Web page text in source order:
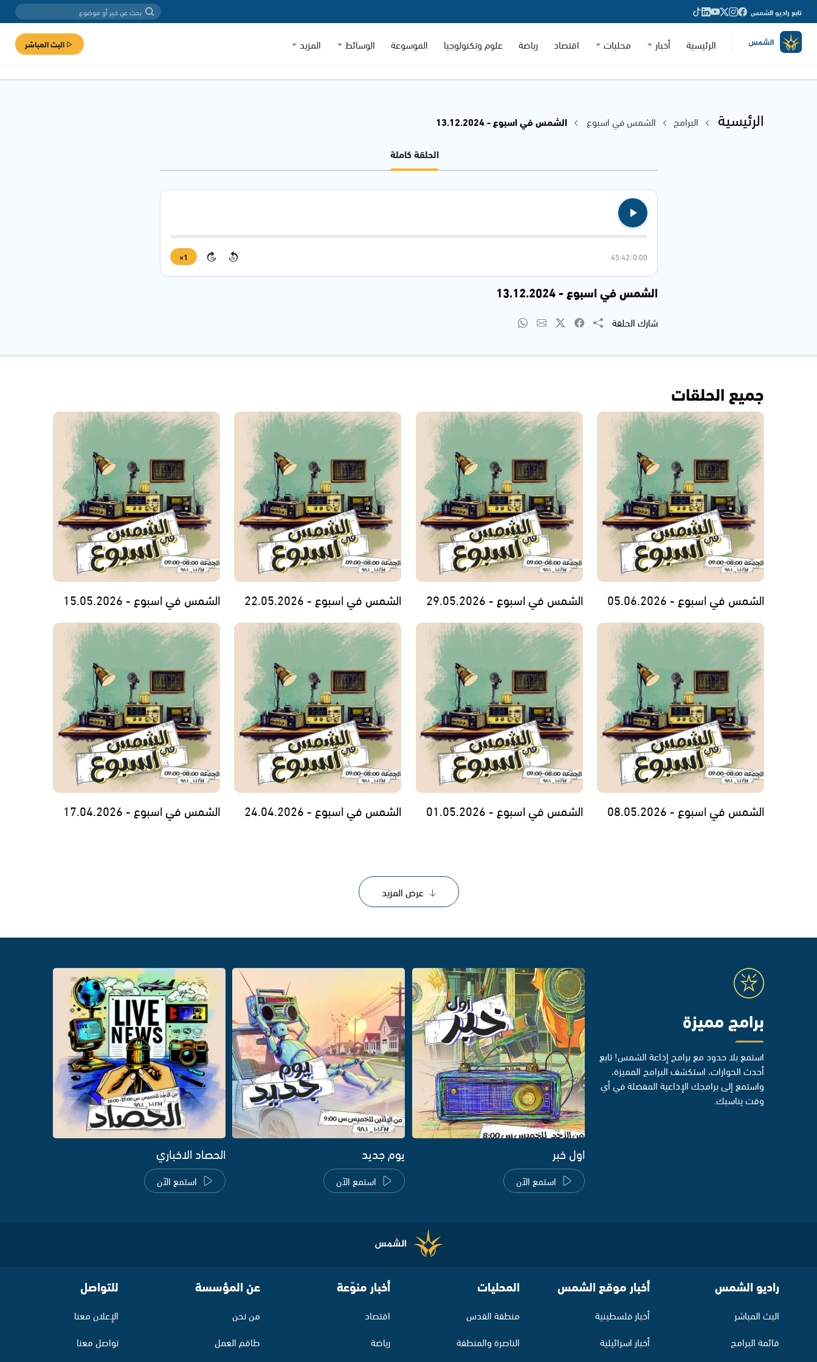
تابع راديو الشمس
الرئيسية أخبار محليات اقتصاد رياضة علوم وتكنولوجيا الموسوعة الوسائط المزيد البث المباشر
الرئيسية البرامج الشمس في اسبوع
الشمس في اسبوع - 13.12.2024
الحلقة كاملة
0:00
/
45:42
15
15
1×
الشمس في اسبوع - 13.12.2024
شارك الحلقة
جميع الحلقات
الشمس في اسبوع - 05.06.2026 الشمس في اسبوع - 29.05.2026 الشمس في اسبوع - 22.05.2026 الشمس في اسبوع - 15.05.2026
الشمس في اسبوع - 08.05.2026 الشمس في اسبوع - 01.05.2026 الشمس في اسبوع - 24.04.2026 الشمس في اسبوع - 17.04.2026
عرض المزيد
برامج مميزة
استمع بلا حدود مع برامج إذاعة الشمس! تابع
أحدث الحوارات، استكشف البرامج المميزة،
واستمع إلى برامجك الإذاعية المفضلة في أي
وقت يناسبك.
اول خبر
استمع الآن
يوم جديد
استمع الآن
الحصاد الاخباري
استمع الآن
راديو الشمس
البث المباشر
قائمة البرامج
أخبار موقع الشمس
أخبار فلسطينية
أخبار اسرائيلية
المحليات
منطقة القدس
الناصرة والمنطقة
أخبار منوّعة
اقتصاد
رياضة
عن المؤسسة
من نحن
طاقم العمل
للتواصل
الإعلان معنا
تواصل معنا